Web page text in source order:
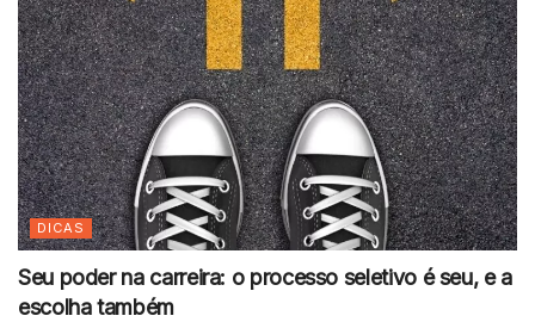
DICAS
Seu poder na carreira: o processo seletivo é seu, e a
escolha também